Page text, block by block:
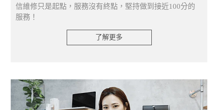
信維修只是起點，服務沒有終點，堅持做到接近100分的
服務！
了解更多